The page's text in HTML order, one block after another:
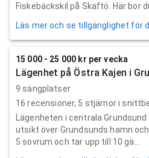
Fiskebäckskil på Skaftö. Här bor
Läs mer och se tillgänglighet för
15 000 - 25 000 kr per vecka
Lägenhet på Östra Kajen i
9 sängplatser
16 recensioner, 5 stjärnor i
Lägenheten i centrala
utsikt över Grundsunds hamn
5 sovrum och tar upp till 10 gä...